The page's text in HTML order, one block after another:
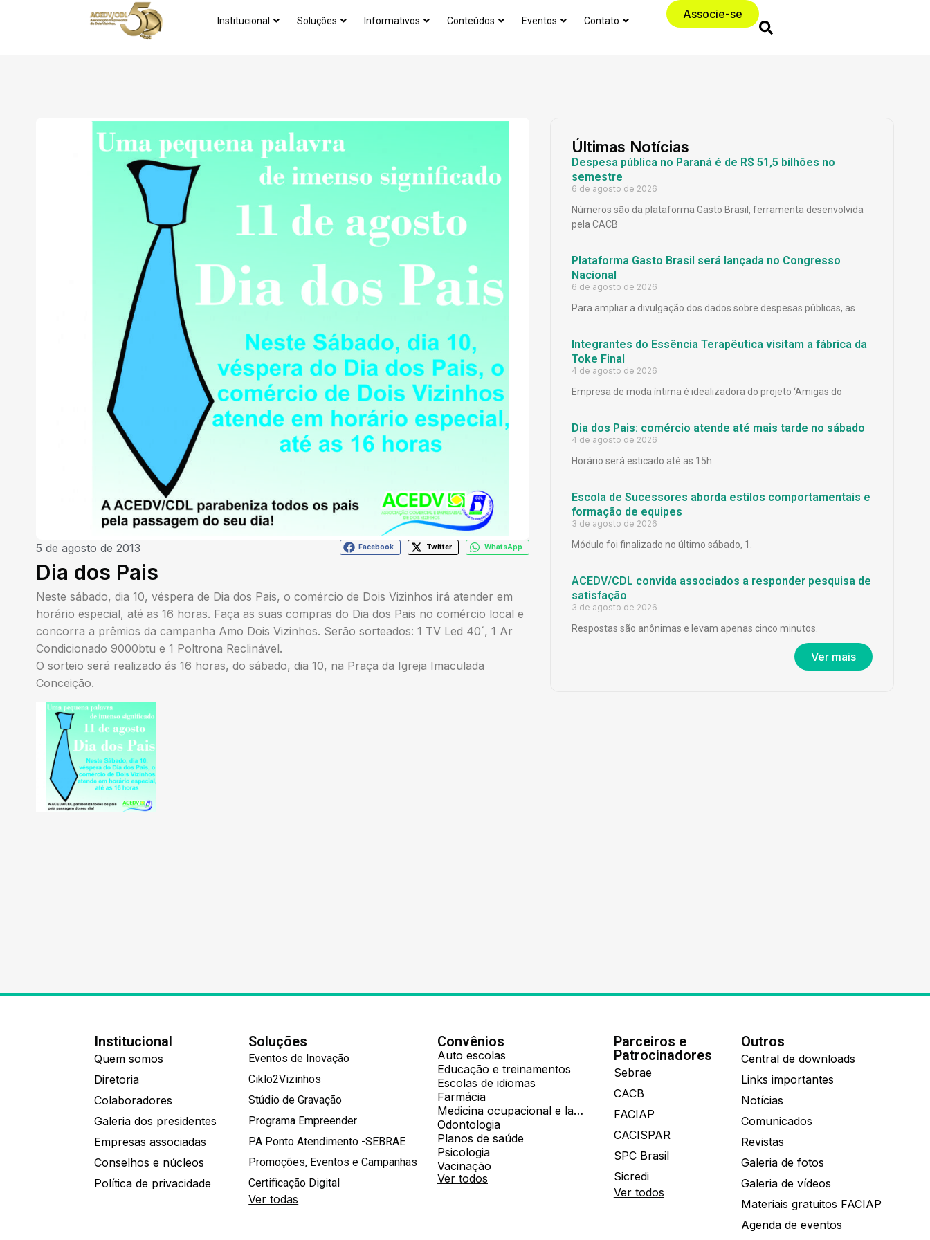
Institucional Soluções Informativos Conteúdos Eventos Contato Associe-se
5 de agosto de 2013 Facebook Twitter WhatsApp
Dia dos Pais
Neste sábado, dia 10, véspera de Dia dos Pais, o comércio de Dois Vizinhos irá atender em
horário especial, até as 16 horas. Faça as suas compras do Dia dos Pais no comércio local e
concorra a prêmios da campanha Amo Dois Vizinhos. Serão sorteados: 1 TV Led 40´, 1 Ar
Condicionado 9000btu e 1 Poltrona Reclinável.
O sorteio será realizado ás 16 horas, do sábado, dia 10, na Praça da Igreja Imaculada
Conceição.
Últimas Notícias
Despesa pública no Paraná é de R$ 51,5 bilhões no
semestre
6 de agosto de 2026
Números são da plataforma Gasto Brasil, ferramenta desenvolvida
pela CACB
Plataforma Gasto Brasil será lançada no Congresso
Nacional
6 de agosto de 2026
Para ampliar a divulgação dos dados sobre despesas públicas, as
Integrantes do Essência Terapêutica visitam a fábrica da
Toke Final
4 de agosto de 2026
Empresa de moda íntima é idealizadora do projeto ‘Amigas do
Dia dos Pais: comércio atende até mais tarde no sábado
4 de agosto de 2026
Horário será esticado até as 15h.
Escola de Sucessores aborda estilos comportamentais e
formação de equipes
3 de agosto de 2026
Módulo foi finalizado no último sábado, 1.
ACEDV/CDL convida associados a responder pesquisa de
satisfação
3 de agosto de 2026
Respostas são anônimas e levam apenas cinco minutos.
Ver mais
Institucional
Quem somos
Diretoria
Colaboradores
Galeria dos presidentes
Empresas associadas
Conselhos e núcleos
Política de privacidade
Soluções
Eventos de Inovação
Ciklo2Vizinhos
Stúdio de Gravação
Programa Empreender
PA Ponto Atendimento -SEBRAE
Promoções, Eventos e Campanhas
Certificação Digital
Ver todas
Convênios
Auto escolas
Educação e treinamentos
Escolas de idiomas
Farmácia
Medicina ocupacional e laboratorial
Odontologia
Planos de saúde
Psicologia
Vacinação
Ver todos
Parceiros e
Patrocinadores
Sebrae
CACB
FACIAP
CACISPAR
SPC Brasil
Sicredi
Ver todos
Outros
Central de downloads
Links importantes
Notícias
Comunicados
Revistas
Galeria de fotos
Galeria de vídeos
Materiais gratuitos FACIAP
Agenda de eventos